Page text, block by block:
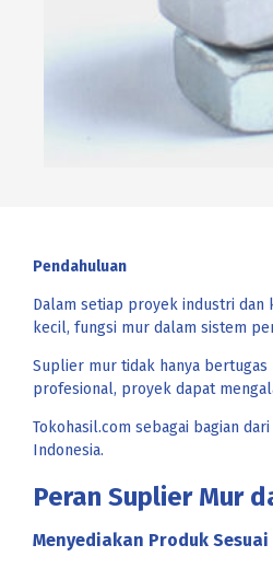
Pendahuluan
Dalam setiap proyek industri
kecil, fungsi mur dalam sistem
Suplier mur tidak hanya bertugas
profesional, proyek dapat
Tokohasil.com sebagai bagian
Indonesia.
Peran Suplier Mur
Menyediakan Produk